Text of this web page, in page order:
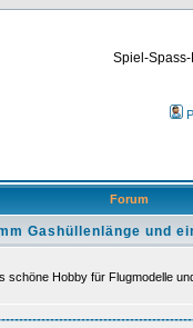
Spiel-
Forum
Gashüllenlänge und
schöne Hobby für Flugmodelle